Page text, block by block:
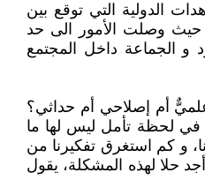
الدولية التي توقع بين
حيث وصلت الأمور الى حد
و الجماعة داخل المجتمع
أم إصلاحي أم حداثي؟
في لحظة تأمل ليس لها ما
و كم استغرق تفكيرنا من
حلا لهذه المشكلة، يقول